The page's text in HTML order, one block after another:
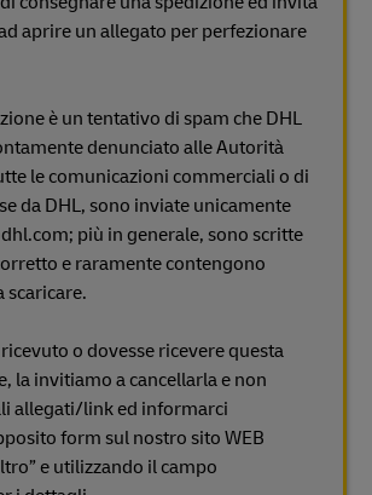
aprire un allegato per perfezionare
è un tentativo di spam che DHL
denunciato alle Autorità
le comunicazioni commerciali o di
da DHL, sono inviate unicamente
più in generale, sono scritte
e raramente contengono
o dovesse ricevere questa
la invitiamo a cancellarla e non
allegati/link ed informarci
form sul nostro sito WEB
e utilizzando il campo